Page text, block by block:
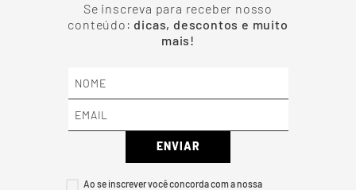
Se inscreva para receber nosso
conteúdo: dicas, descontos e muito
mais!
ENVIAR
Ao se inscrever você concorda com a nossa